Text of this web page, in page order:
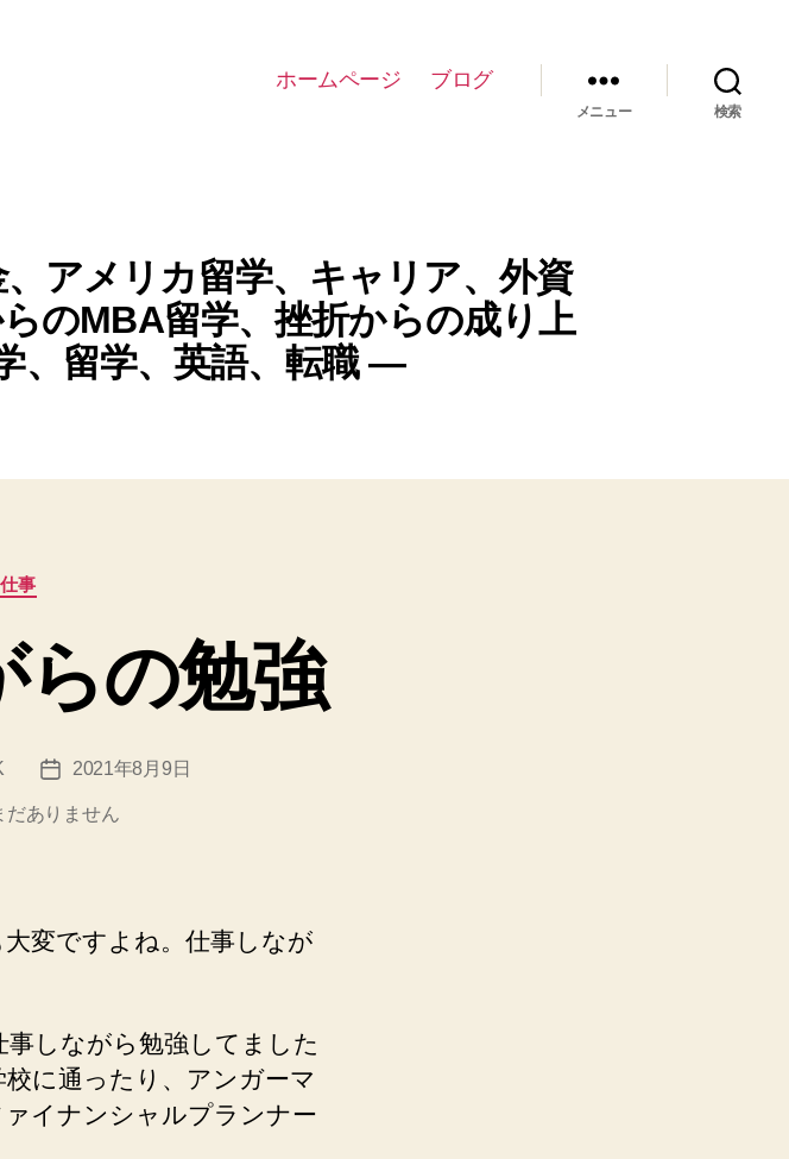
ホームページ ブログ
メニュー 検索
アメリカ留学、キャリア、外資
のMBA留学、挫折からの成り上
、留学、英語、転職 —
事
らの勉強
投
日
2021年8月9日
だありません
変ですよね。仕事しなが
しながら勉強してました
に通ったり、アンガーマ
イナンシャルプランナー